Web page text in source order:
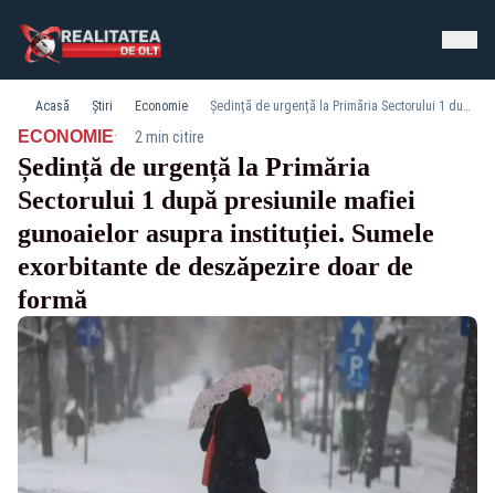
Acasă Știri Economie Ședință de urgență la Primăria Sectorului 1 după presiunile mafiei gunoaielor asupra instituției. Sumele exorbitante de deszăpezire doar de formă
ECONOMIE· 2 min citire
Ședință de urgență la Primăria
Sectorului 1 după presiunile mafiei
gunoaielor asupra instituției. Sumele
exorbitante de deszăpezire doar de
formă